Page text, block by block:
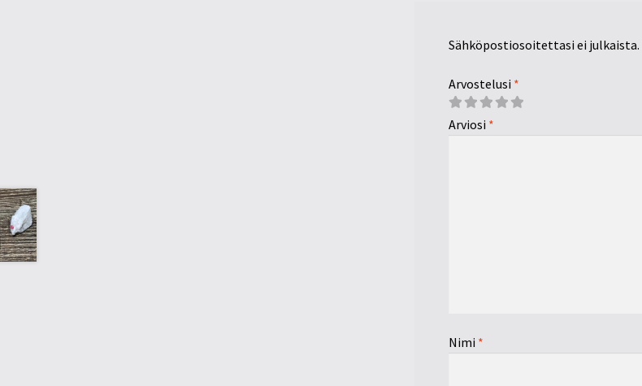
Sähköpostiosoitettasi ei julkaista.
Arvostelusi *
Arviosi *
Nimi *